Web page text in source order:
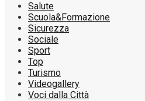
Salute
Scuola&Formazione
Sicurezza
Sociale
Sport
Top
Turismo
Videogallery
Voci dalla Città